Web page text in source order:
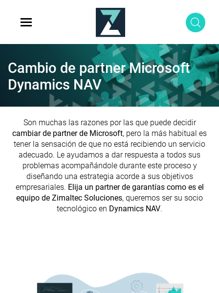
Cambio de partner Microsoft
Dynamics NAV
Son muchas las razones por las que puede decidir
cambiar de partner de Microsoft, pero la más habitual es
tener la sensación de que no está recibiendo un servicio
adecuado. Le ayudamos a dar respuesta a todos sus
problemas acompañándole durante este proceso y
diseñando una estrategia acorde a sus objetivos
empresariales. Elija un partner de garantías como es el
equipo de Zimaltec Soluciones, queremos ser su socio
tecnológico en Dynamics NAV.